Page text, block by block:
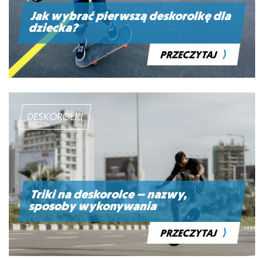
Jak wybrać pierwszą deskorolkę dla
dziecka?
PRZECZYTAJ ⟩
DESKOROLKI
Triki na deskorolce – nazwy,
sposoby wykonywania
PRZECZYTAJ ⟩